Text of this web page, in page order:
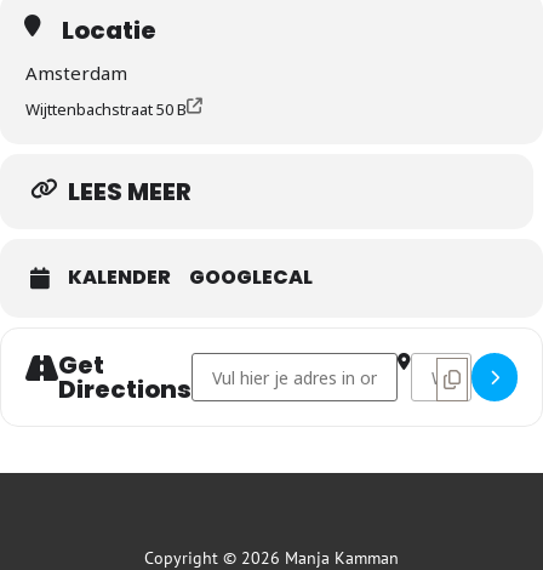
Locatie
Amsterdam
Wijttenbachstraat 50 B
LEES MEER
KALENDER GOOGLECAL
Get
Directions
Address - Wise Ones | groep 6 []Destination
Copyright © 2026 Manja Kamman